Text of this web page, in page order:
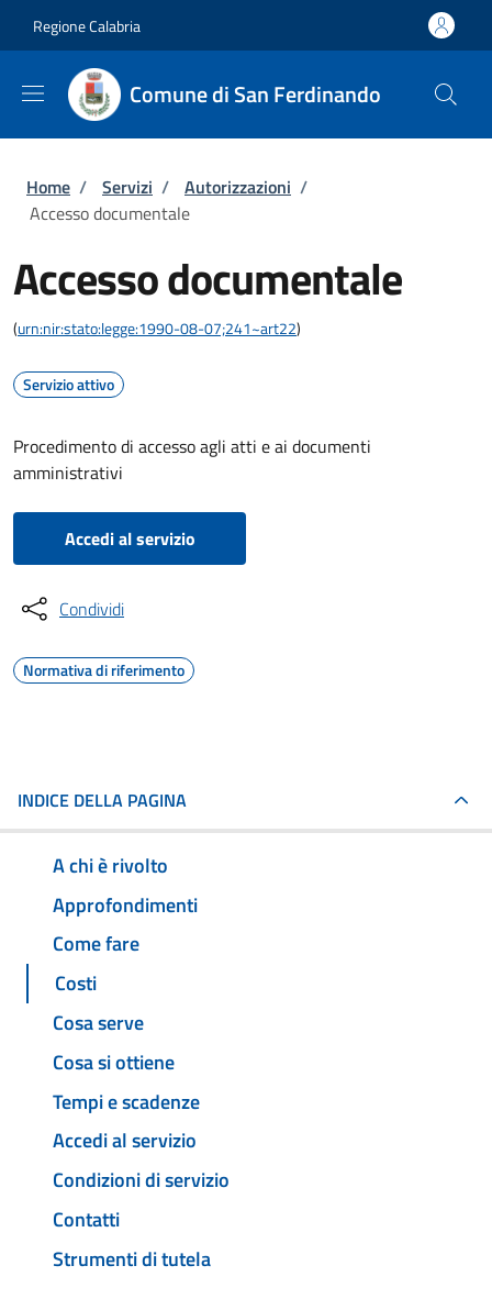
Regione Calabria
Comune di San Ferdinando
Briciole di pane
Home / Servizi / Autorizzazioni /
Accesso documentale
Accesso documentale
(urn:nir:stato:legge:1990-08-07;241~art22)
Servizio attivo
Procedimento di accesso agli atti e ai documenti
amministrativi
Accedi al servizio
Condividi
Normativa di riferimento
INDICE DELLA PAGINA
A chi è rivolto
Approfondimenti
Come fare
Costi
Cosa serve
Cosa si ottiene
Tempi e scadenze
Accedi al servizio
Condizioni di servizio
Contatti
Strumenti di tutela